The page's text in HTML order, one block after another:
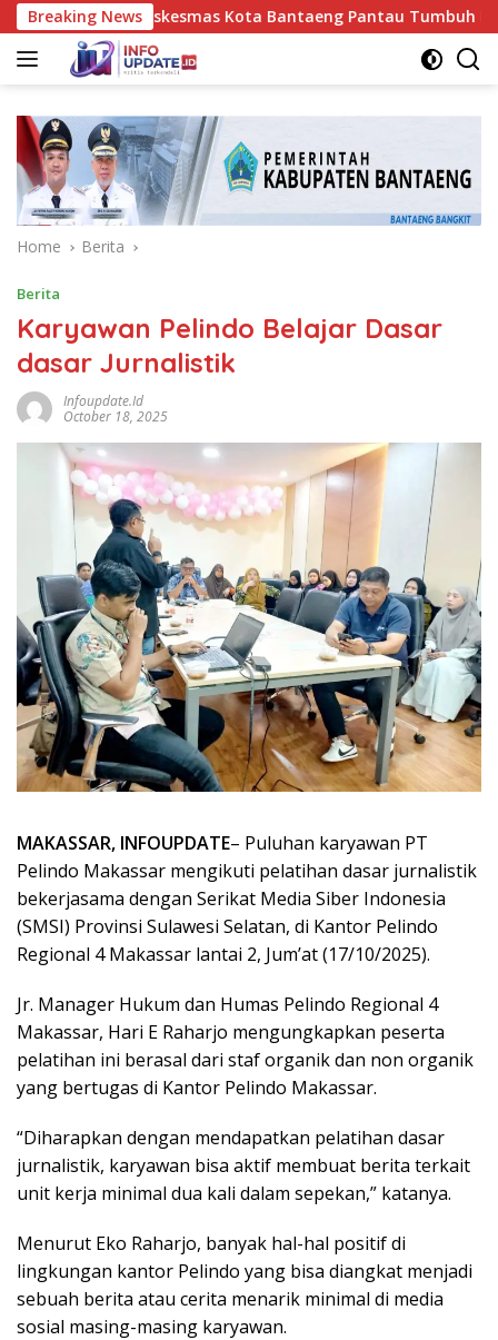
Skip
to
content
Breaking News
UPT Puskesmas Kota Bantaeng Pantau Tumbuh Kembang
Home Berita
Berita
Karyawan Pelindo Belajar Dasar
dasar Jurnalistik
Infoupdate.id
October 18, 2025
MAKASSAR, INFOUPDATE– Puluhan karyawan PT
Pelindo Makassar mengikuti pelatihan dasar jurnalistik
bekerjasama dengan Serikat Media Siber Indonesia
(SMSI) Provinsi Sulawesi Selatan, di Kantor Pelindo
Regional 4 Makassar lantai 2, Jum’at (17/10/2025).
Jr. Manager Hukum dan Humas Pelindo Regional 4
Makassar, Hari E Raharjo mengungkapkan peserta
pelatihan ini berasal dari staf organik dan non organik
yang bertugas di Kantor Pelindo Makassar.
“Diharapkan dengan mendapatkan pelatihan dasar
jurnalistik, karyawan bisa aktif membuat berita terkait
unit kerja minimal dua kali dalam sepekan,” katanya.
Menurut Eko Raharjo, banyak hal-hal positif di
lingkungan kantor Pelindo yang bisa diangkat menjadi
sebuah berita atau cerita menarik minimal di media
sosial masing-masing karyawan.